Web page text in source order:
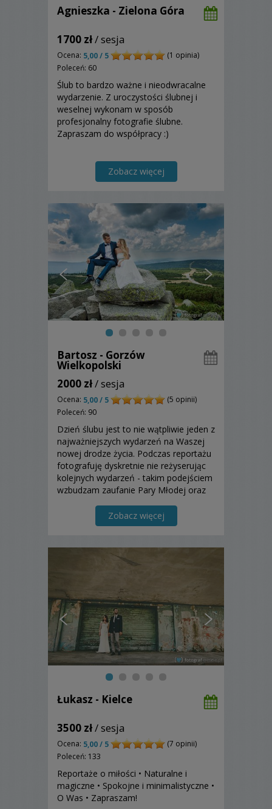
Agnieszka - Zielona Góra
1700 zł/ sesja
Ocena: 5,00 / 5
(1 opinia)
Poleceń: 60
Ślub to bardzo ważne i nieodwracalne
wydarzenie. Z uroczystości ślubnej i
weselnej wykonam w sposób
profesjonalny fotografie ślubne.
Zapraszam do współpracy :)
Zobacz więcej
Bartosz - Gorzów
Wielkopolski
2000 zł/ sesja
Ocena: 5,00 / 5
(5 opinii)
Poleceń: 90
Dzień ślubu jest to nie wątpliwie jeden z
najważniejszych wydarzeń na Waszej
nowej drodze życia. Podczas reportażu
fotografuję dyskretnie nie reżyserując
kolejnych wydarzeń - takim podejściem
wzbudzam zaufanie Pary Młodej oraz
przewidywaniu przyszłości, by być
Zobacz więcej
Łukasz - Kielce
3500 zł/ sesja
Ocena: 5,00 / 5
(7 opinii)
Poleceń: 133
Reportaże o miłości • Naturalne i
magiczne • Spokojne i minimalistyczne •
O Was • Zapraszam!